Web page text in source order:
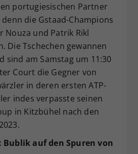
portugiesischen Partner
die Gstaad-Champions
Nouza und Patrik Rikl
Die Tschechen gewannen
sind am Samstag um 11:30
Court die Gegner von
in deren ersten ATP-
indes verpasste seinen
in Kitzbühel nach den
Bublik auf den Spuren von